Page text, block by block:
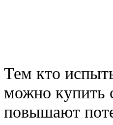
Тем кто
можно купить
повышают